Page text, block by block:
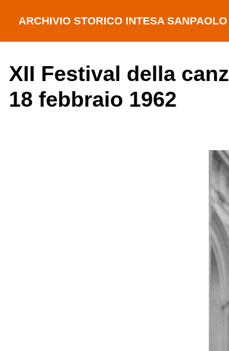
ARCHIVIO STORICO INTESA SANPAOLO
XII Festival della
18 febbraio 1962